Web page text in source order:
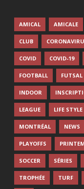
AMICAL AMICALE
CLUB
COVID COVID-19
FOOTBALL FUTSAL
INDOOR
LEAGUE LIFE STYLE
MONTRÉAL NEWS
PLAYOFFS
SOCCER SÉRIES
TROPHÉE TURF